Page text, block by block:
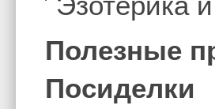
Полезные
Посиделки